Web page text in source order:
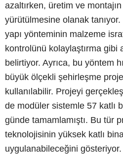
azaltırken, üretim ve
yürütülmesine olanak
yapı yönteminin malzeme
kontrolünü kolaylaştırma gibi
belirtiyor. Ayrıca, bu yöntem
büyük ölçekli şehirleşme
kullanılabilir. Projeyi
de modüler sistemle 57 katlı
günde tamamlamıştı. Bu tür
teknolojisinin yüksek katlı
uygulanabileceğini gösteriyor.